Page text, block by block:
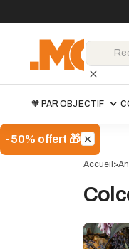
🧡 PAR OBJECTIF
-50% offert 🎁
Accueil>